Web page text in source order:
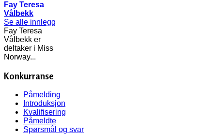
Fay Teresa
Vålbekk
Se alle innlegg
Fay Teresa
Vålbekk er
deltaker i Miss
Norway...
Konkurranse
Påmelding
Introduksjon
Kvalifisering
Påmeldte
Spørsmål og svar